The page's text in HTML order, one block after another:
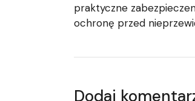
praktyczne
ochronę przed
Dodaj